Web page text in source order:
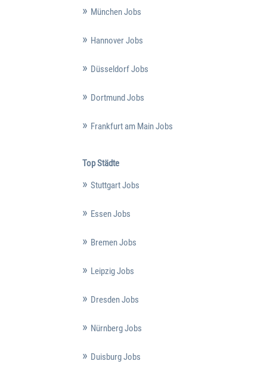
München Jobs
Hannover Jobs
Düsseldorf Jobs
Dortmund Jobs
Frankfurt am Main Jobs
Top Städte
Stuttgart Jobs
Essen Jobs
Bremen Jobs
Leipzig Jobs
Dresden Jobs
Nürnberg Jobs
Duisburg Jobs